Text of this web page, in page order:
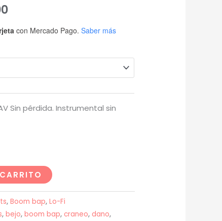
Rango
de
USD$20
hasta
con Mercado Pago. Saber más
Sin pérdida. Instrumental sin
, Boom bap, Lo-Fi
, bejo, boom bap, craneo, dano,